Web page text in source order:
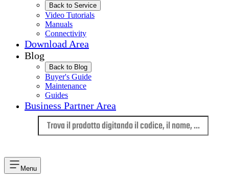
Back to Service
Video Tutorials
Manuals
Connectivity
Download Area
Blog
Back to Blog
Buyer's Guide
Maintenance
Guides
Business Partner Area
Menu